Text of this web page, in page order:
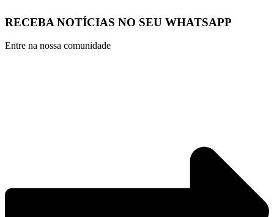
RECEBA NOTÍCIAS NO SEU WHATSAPP
Entre na nossa comunidade